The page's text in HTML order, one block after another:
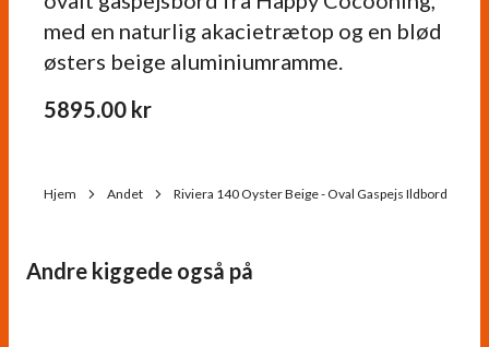
med en naturlig akacietrætop og en blød
østers beige aluminiumramme.
5895.00 kr
Hjem Andet Riviera 140 Oyster Beige - Oval Gaspejs Ildbord
Andre kiggede også på